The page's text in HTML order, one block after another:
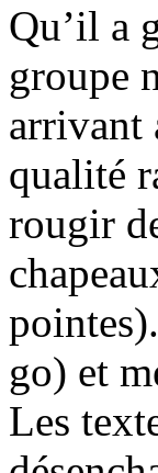
Qu’il a
groupe
arrivant
qualité
rougir
go) et
Les